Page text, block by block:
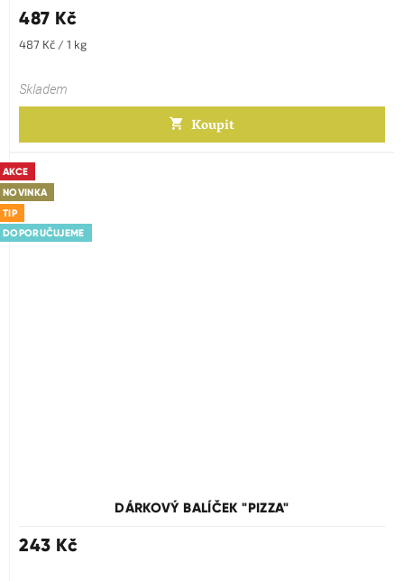
487 Kč
Měrná
487 Kč / 1 kg
Skladem
Koupit
AKCE
NOVINKA
TIP
DOPORUČUJEME
DÁRKOVÝ BALÍČEK "PIZZA"
243 Kč